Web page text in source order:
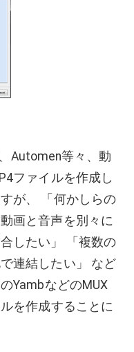
Automen等々、動
ファイルを作成し
が、 「何かしらの
画と音声を別々に
したい」 「複数の
連結したい」 など
YambなどのMUX
を作成することに